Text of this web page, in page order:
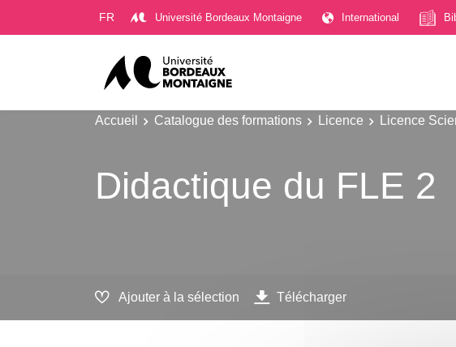
FR Université Bordeaux Montaigne International
Accueil Catalogue des formations Licence Licence
Didactique du FLE 2
Ajouter à la sélection Télécharger